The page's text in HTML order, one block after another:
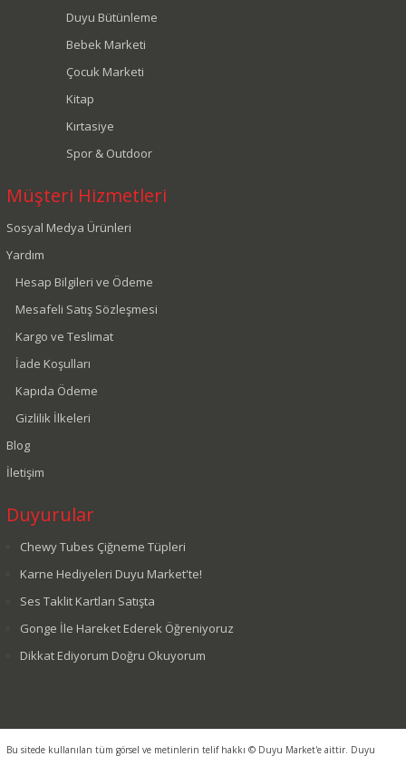
Duyu Bütünleme
Bebek Marketi
Çocuk Marketi
Kitap
Kırtasiye
Spor & Outdoor
Müşteri Hizmetleri
Sosyal Medya Ürünleri
Yardım
Hesap Bilgileri ve Ödeme
Mesafeli Satış Sözleşmesi
Kargo ve Teslimat
İade Koşulları
Kapıda Ödeme
Gizlilik İlkeleri
Blog
İletişim
Duyurular
Chewy Tubes Çiğneme Tüpleri
Karne Hediyeleri Duyu Market'te!
Ses Taklit Kartları Satışta
Gonge İle Hareket Ederek Öğreniyoruz
Dikkat Ediyorum Doğru Okuyorum
Bu sitede kullanılan tüm görsel ve metinlerin telif hakkı © Duyu Market'e aittir. Duyu